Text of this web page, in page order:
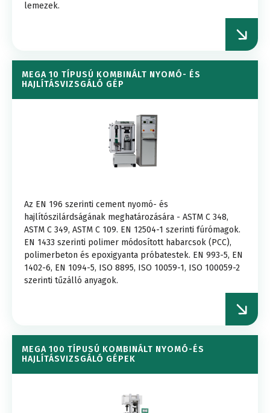
lemezek.
MEGA 10 TÍPUSÚ KOMBINÁLT NYOMÓ- ÉS
HAJLÍTÁSVIZSGÁLÓ GÉP
Az EN 196 szerinti cement nyomó- és
hajlítószilárdságának meghatározására - ASTM C 348,
ASTM C 349, ASTM C 109. EN 12504-1 szerinti fúrómagok.
EN 1433 szerinti polimer módosított habarcsok (PCC),
polimerbeton és epoxigyanta próbatestek. EN 993-5, EN
1402-6, EN 1094-5, ISO 8895, ISO 10059-1, ISO 100059-2
szerinti tűzálló anyagok.
MEGA 100 TÍPUSÚ KOMBINÁLT NYOMÓ-ÉS
HAJLÍTÁSVIZSGÁLÓ GÉPEK